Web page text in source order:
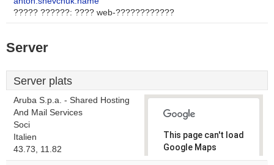
????? ??????: ???? web-????????????
Server
Server plats
Aruba S.p.a. - Shared Hosting
And Mail Services
Soci
Italien
43.73, 11.82
This page can't load
Google Maps
correctly.